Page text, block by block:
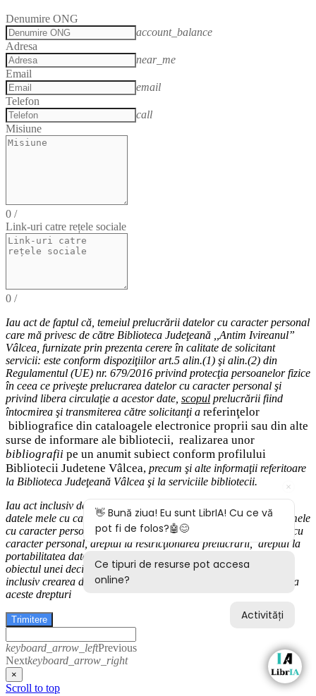
Denumire ONG
account_balance
Adresa
near_me
Email
email
Telefon
call
Misiune
0 /
Link-uri catre rețele sociale
0 /
Iau act de faptul că, temeiul prelucrării datelor cu caracter personal
care mă privesc de către Biblioteca Judeţeană ,,Antim Ivireanul”
Vâlcea, furnizate prin prezenta cerere în calitate de solicitant
servicii: este conform dispoziţiilor art.5 alin.(1) şi alin.(2) din
Regulamentul (UE) nr. 679/2016 privind protecţia persoanelor fizice
în ceea ce priveşte prelucrarea datelor cu caracter personal şi
privind libera circulaţie a acestor date, scopul prelucrării fiind
întocmirea şi transmiterea către solicitanţi a referinţelor
bibliografice din cataloagele electronice proprii sau din alte
surse de informare ale bibliotecii, realizarea unor
bibliografii pe un anumit subiect conform profilului
Bibliotecii Judetene Vâlcea, precum şi alte informaţii referitoare
la Biblioteca Judeţeană Vâlcea şi la serviciile bibliotecii.
Iau act inclusiv de drepturile pe care le am (
dreptul de acces
datele mele cu caracter personal, dreptul la rectificarea datelor mele
cu caracter personal inexacte, dreptul la ştergere
mele cu
caracter personal, dreptul la restricţionarea prelucrării, dreptul la
portabilitatea datelor
obiectul unei decizii bazate exclusiv pe prelucrarea autom
inclusiv crearea de profiluri) şi modalităţile în care-mi pot exercita
aceste drepturi
Trimitere
keyboard_arrow_leftPrevious
Nextkeyboard_arrow_right
×
Scroll to top